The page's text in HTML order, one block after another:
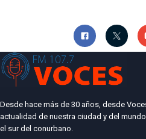
Desde hace más de 30 años, desde
actualidad de nuestra ciudad y del
el sur del conurbano.